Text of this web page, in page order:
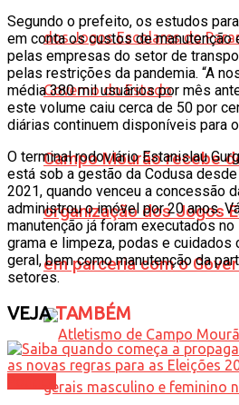
Campo Mourão recebe
organização dos Jogos
em parceria com o
Segundo o prefeito, os estudos
em conta os custos de
pelas empresas do setor de
pelas restrições da pandemia. “A
média 380 mil usuários por mês
este volume caiu cerca de 50 por
diárias continuem disponíveis para
O terminal rodoviário Estanislau
está sob a gestão da Codusa
2021, quando venceu a concessão
administrou o imóvel por 20 anos.
manutenção já foram executados
grama e limpeza, podas e cuidados
geral, bem como manutenção da
setores.
VEJATAMBÉM